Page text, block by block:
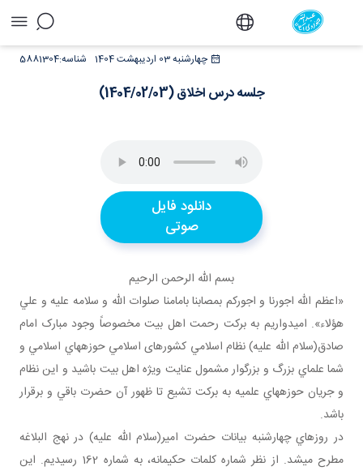
جلسه درس اخلاق (1404/02/03) - دفتر چهارشنبه 03 اردیبهشت 1404 5881304شناسه:
جلسه درس اخلاق (1404/02/03)
دانلود فایل
صوتی
بسم الله الرحمن الرحيم
«اعظم الله اجورنا و اجورکم بمصابنا بامامنا صلوات الله و سلامه عليه و علي
هؤلاء». اميدواريم به برکت رحمت اهل بيت مخصوصاً وجود مبارک امام
صادق(سلام الله عليه) نظام اسلامي کشورهای اسلامي حوزه هاي اسلامي و
شما علماي بزرگ و بزرگوار مشمول عنايت ويژه اهل بيت باشيد و اين نظام
و جريان حوزه هاي علميه به برکت تشيع تا ظهور آن حضرت باقي و برقرار
باشد.
در روز هاي چهارشنبه بيانات حضرت امير(سلام الله عليه) در نهج البلاغه
مطرح مي شد. از نظر شماره کلمات حکيمانه، به شماره 162 رسيديم. اين